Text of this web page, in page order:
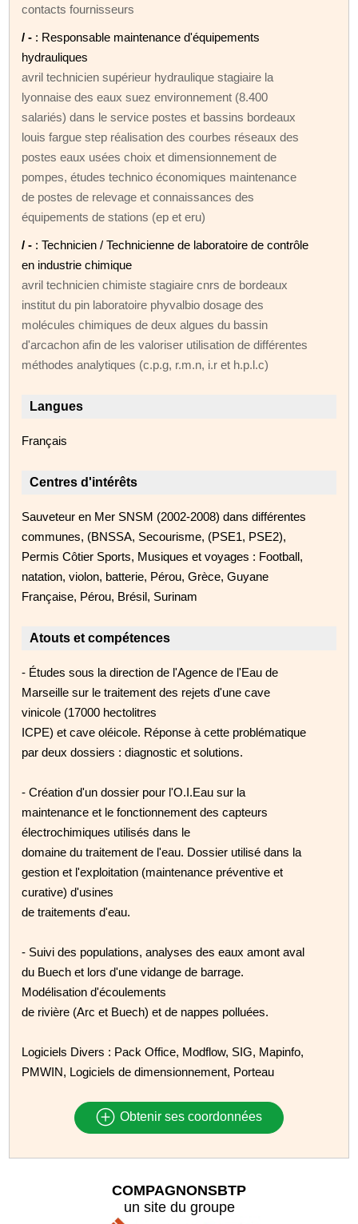
contacts fournisseurs
/ - : Responsable maintenance d'équipements
hydrauliques
avril technicien supérieur hydraulique stagiaire la
lyonnaise des eaux suez environnement (8.400
salariés) dans le service postes et bassins bordeaux
louis fargue step réalisation des courbes réseaux des
postes eaux usées choix et dimensionnement de
pompes, études technico économiques maintenance
de postes de relevage et connaissances des
équipements de stations (ep et eru)
/ - : Technicien / Technicienne de laboratoire de contrôle
en industrie chimique
avril technicien chimiste stagiaire cnrs de bordeaux
institut du pin laboratoire phyvalbio dosage des
molécules chimiques de deux algues du bassin
d'arcachon afin de les valoriser utilisation de différentes
méthodes analytiques (c.p.g, r.m.n, i.r et h.p.l.c)
Langues
Français
Centres d'intérêts
Sauveteur en Mer SNSM (2002-2008) dans différentes
communes, (BNSSA, Secourisme, (PSE1, PSE2),
Permis Côtier Sports, Musiques et voyages : Football,
natation, violon, batterie, Pérou, Grèce, Guyane
Française, Pérou, Brésil, Surinam
Atouts et compétences
- Études sous la direction de l'Agence de l'Eau de
Marseille sur le traitement des rejets d'une cave
vinicole (17000 hectolitres
ICPE) et cave oléicole. Réponse à cette problématique
par deux dossiers : diagnostic et solutions.
- Création d'un dossier pour l'O.I.Eau sur la
maintenance et le fonctionnement des capteurs
électrochimiques utilisés dans le
domaine du traitement de l'eau. Dossier utilisé dans la
gestion et l'exploitation (maintenance préventive et
curative) d'usines
de traitements d'eau.
- Suivi des populations, analyses des eaux amont aval
du Buech et lors d'une vidange de barrage.
Modélisation d'écoulements
de rivière (Arc et Buech) et de nappes polluées.
Logiciels Divers : Pack Office, Modflow, SIG, Mapinfo,
PMWIN, Logiciels de dimensionnement, Porteau
Obtenir ses coordonnées
COMPAGNONSBTP
un site du groupe